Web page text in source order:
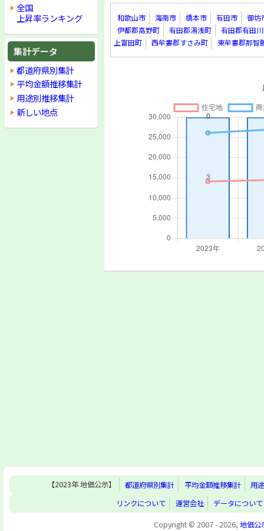
全国
上昇率ランキング
集計データ
都道府県別集計
平均金額推移集計
用途別推移集計
新しい地点
和歌山市 海南市 橋本市 有田市
御坊
伊都郡高野町
有田郡湯浅町
有田郡有田
上富田町
西牟婁郡すさみ町 東牟婁郡那智
【2023年 地価公示】 都道府県別集計 平均金額推移集計
用
リンクについて
運営会社
データについて
Copyright © 2007 - 2026, 地価公